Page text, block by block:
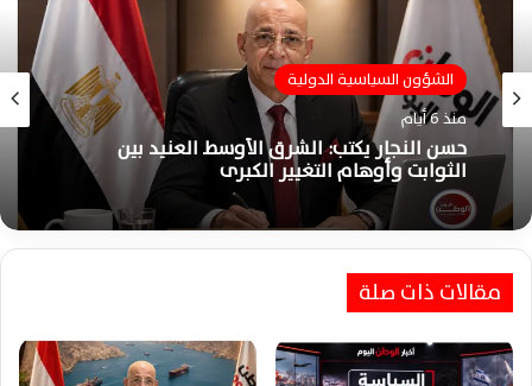
الشؤون السياسية الدولية
منذ 6 أيام
حسن النجار يكتب: الشرق الأوسط العنيد بين
الثوابت وأوهام التغيير الكبرى
الشؤون السياسية الدولية
منذ أسبوع واحد
السيسي يؤكد لتبون تضامن مصر الكامل مع
الجزائر ويبحثان تطورات الأزمات الإقليمية
مقالات ذات صلة